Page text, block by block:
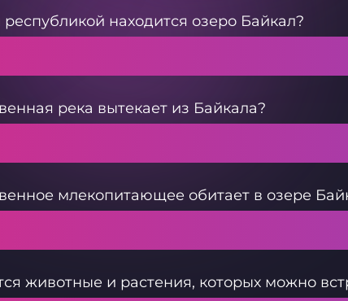
находится озеро Байкал?
река вытекает из Байкала?
млекопитающее обитает в озере
животные и растения, которых можно